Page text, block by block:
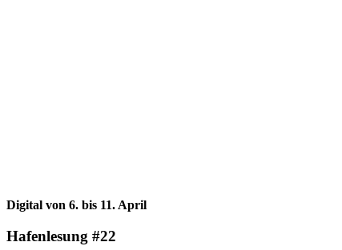
Digital von 6. bis 11. April
Hafenlesung #22